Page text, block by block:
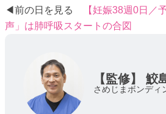
◀前の日を見る
【妊娠38週0日／
声」は肺呼吸スタートの合図
【監修】 鮫
さめじまボンディ